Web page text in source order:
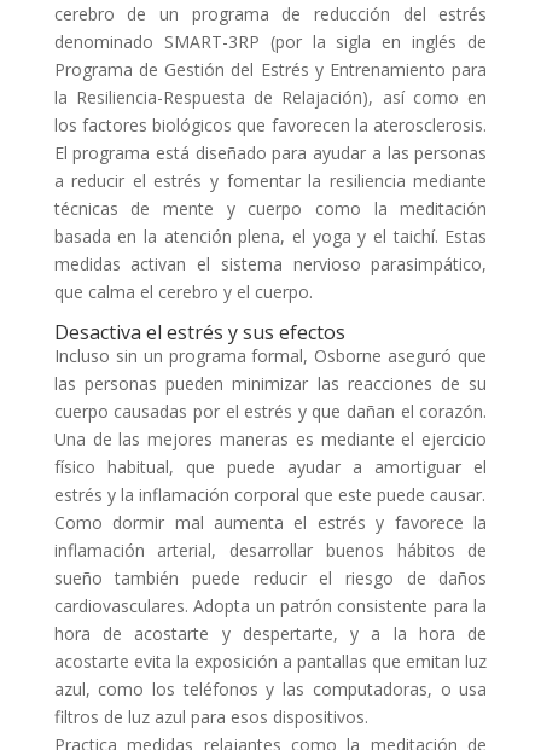
cerebro de un programa de reducción del estrés
denominado SMART-3RP (por la sigla en inglés de
Programa de Gestión del Estrés y Entrenamiento para
la Resiliencia-Respuesta de Relajación), así como en
los factores biológicos que favorecen la aterosclerosis.
El programa está diseñado para ayudar a las personas
a reducir el estrés y fomentar la resiliencia mediante
técnicas de mente y cuerpo como la meditación
basada en la atención plena, el yoga y el taichí. Estas
medidas activan el sistema nervioso parasimpático,
que calma el cerebro y el cuerpo.
Desactiva el estrés y sus efectos
Incluso sin un programa formal, Osborne aseguró que
las personas pueden minimizar las reacciones de su
cuerpo causadas por el estrés y que dañan el corazón.
Una de las mejores maneras es mediante el ejercicio
físico habitual, que puede ayudar a amortiguar el
estrés y la inflamación corporal que este puede causar.
Como dormir mal aumenta el estrés y favorece la
inflamación arterial, desarrollar buenos hábitos de
sueño también puede reducir el riesgo de daños
cardiovasculares. Adopta un patrón consistente para la
hora de acostarte y despertarte, y a la hora de
acostarte evita la exposición a pantallas que emitan luz
azul, como los teléfonos y las computadoras, o usa
filtros de luz azul para esos dispositivos.
Practica medidas relajantes como la meditación de